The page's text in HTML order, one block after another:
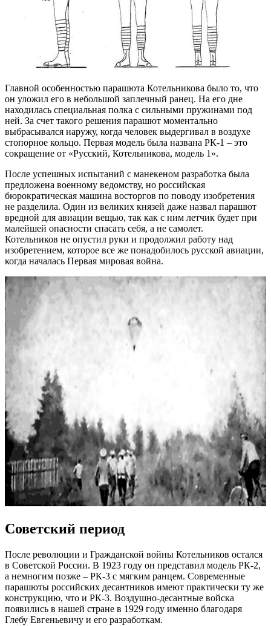
Главной особенностью парашюта Котельникова было то, что
он уложил его в небольшой заплечный ранец. На его дне
находилась специальная полка с сильными пружинами под
ней. За счет такого решения парашют моментально
выбрасывался наружу, когда человек выдергивал в воздухе
стопорное кольцо. Первая модель была названа РК-1 – это
сокращение от «Русский, Котельникова, модель 1».
После успешных испытаний с манекеном разработка была
предложена военному ведомству, но российская
бюрократическая машина восторгов по поводу изобретения
не разделила. Один из великих князей даже назвал парашют
вредной для авиации вещью, так как с ним летчик будет при
малейшей опасности спасать себя, а не самолет.
Котельников не опустил руки и продолжил работу над
изобретением, которое все же понадобилось русской авиации,
когда началась Первая мировая война.
Советский период
После революции и Гражданской войны Котельников остался
в Советской России. В 1923 году он представил модель РК-2,
а немногим позже – РК-3 с мягким ранцем. Современные
парашюты российских десантников имеют практически ту же
конструкцию, что и РК-3. Воздушно-десантные войска
появились в нашей стране в 1929 году именно благодаря
Глебу Евгеньевичу и его разработкам.